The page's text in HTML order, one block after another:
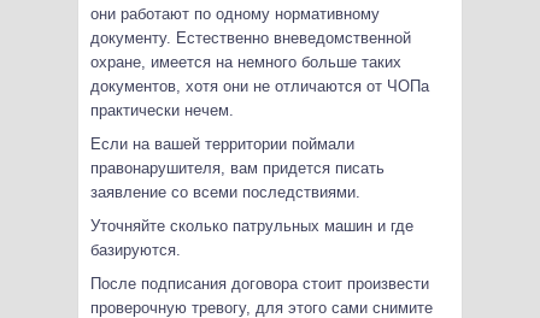
они работают по одному нормативному
документу. Естественно вневедомственной
охране, имеется на немного больше таких
документов, хотя они не отличаются от ЧОПа
практически нечем.
Если на вашей территории поймали
правонарушителя, вам придется писать
заявление со всеми последствиями.
Уточняйте сколько патрульных машин и где
базируются.
После подписания договора стоит произвести
проверочную тревогу, для этого сами снимите